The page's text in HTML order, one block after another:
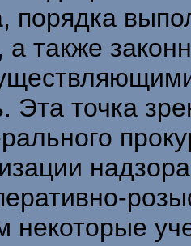
порядка
а также
Эта точка
некоторые